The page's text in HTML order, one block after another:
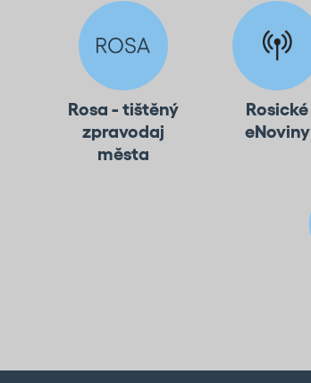
Rosa - tištěný
zpravodaj
města
Rosické
eNoviny